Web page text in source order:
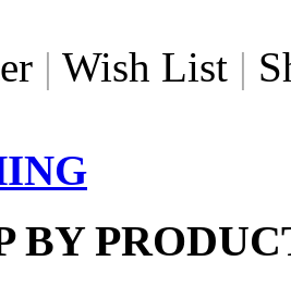
| Wish List |
BY